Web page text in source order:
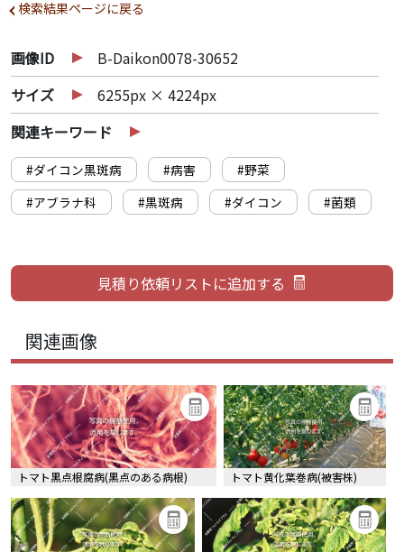
検索結果ページに戻る
画像ID
B-Daikon0078-30652
サイズ
6255px × 4224px
関連キーワード
#ダイコン黒斑病 #病害
#野菜
#アブラナ科
#黒斑病 #ダイコン #菌類
関連画像
トマト黒点根腐病(黒点のある病根) トマト黄化葉巻病(被害株)